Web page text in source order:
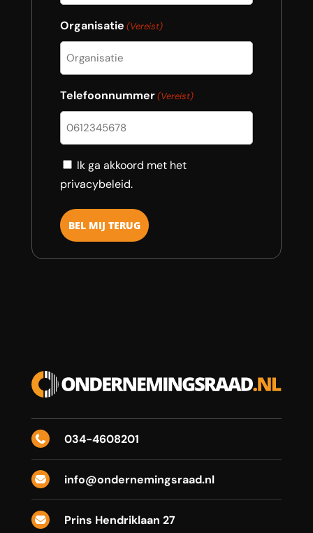
Organisatie (Vereist)
Telefoonnummer(Vereist)
Consent
Ik ga akkoord met het
privacybeleid.
 034-4608201
 info@ondernemingsraad.nl

Prins Hendriklaan 27